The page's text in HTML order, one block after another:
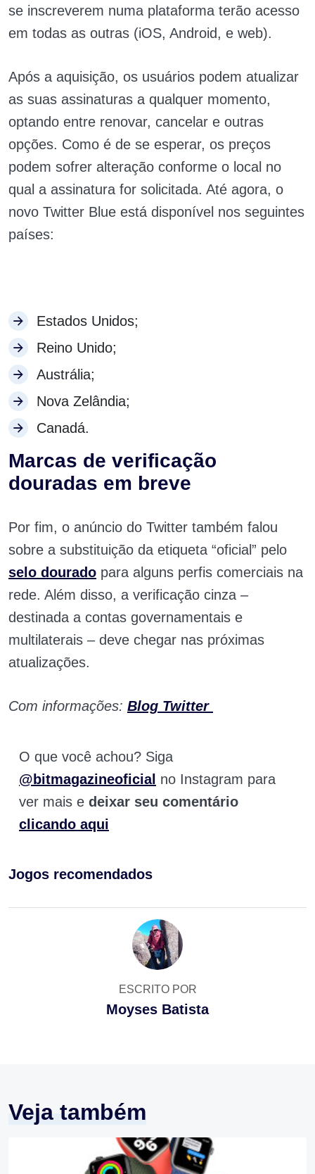
se inscreverem numa plataforma terão acesso
em todas as outras (iOS, Android, e web).
Após a aquisição, os usuários podem atualizar
as suas assinaturas a qualquer momento,
optando entre renovar, cancelar e outras
opções. Como é de se esperar, os preços
podem sofrer alteração conforme o local no
qual a assinatura for solicitada. Até agora, o
novo Twitter Blue está disponível nos seguintes
países:
Estados Unidos;
Reino Unido;
Austrália;
Nova Zelândia;
Canadá.
Marcas de verificação
douradas em breve
Por fim, o anúncio do Twitter também falou
sobre a substituição da etiqueta “oficial” pelo
selo dourado para alguns perfis comerciais na
rede. Além disso, a verificação cinza –
destinada a contas governamentais e
multilaterais – deve chegar nas próximas
atualizações.
Com informações: Blog Twitter
O que você achou? Siga
@bitmagazineoficial no Instagram para
ver mais e deixar seu comentário
clicando aqui
Jogos recomendados
ESCRITO POR
Moyses Batista
Veja também